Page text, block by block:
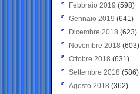
Febbraio 2019 (598)
Gennaio 2019 (641)
Dicembre 2018 (623)
Novembre 2018 (603)
Ottobre 2018 (631)
Settembre 2018 (586)
Agosto 2018 (362)